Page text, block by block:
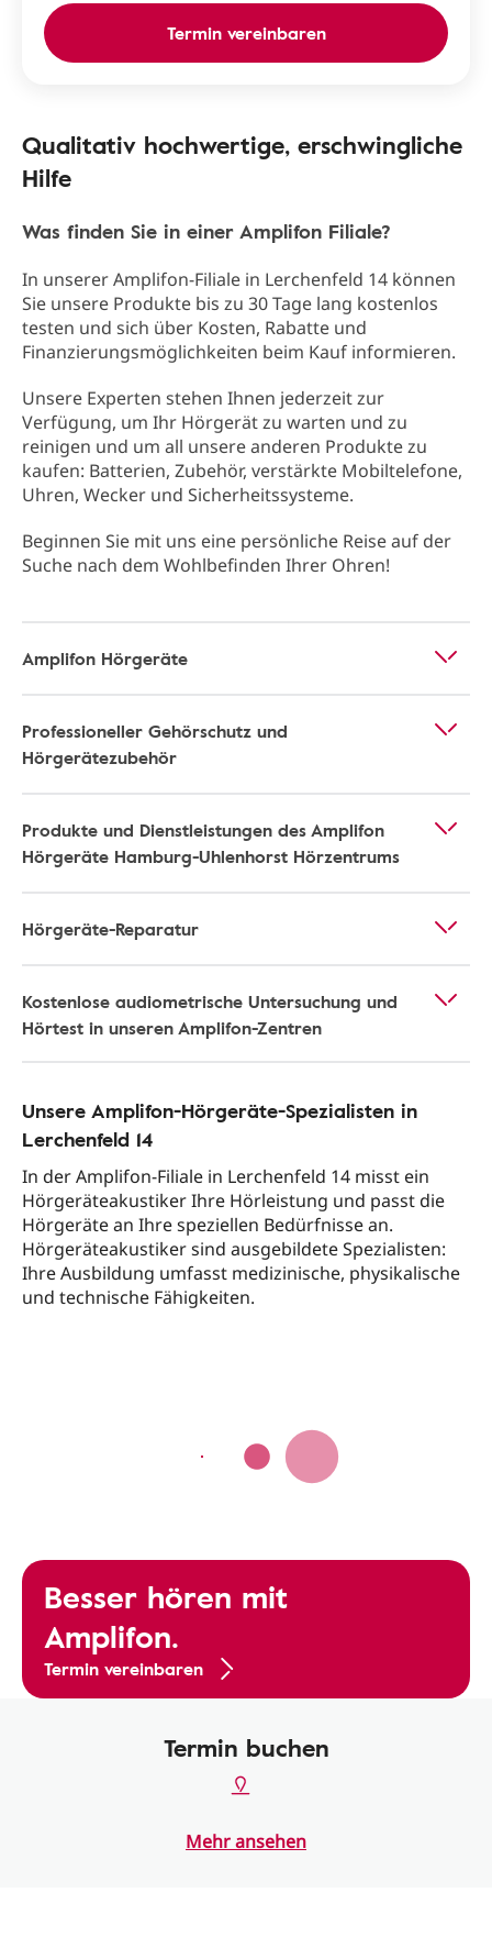
Termin vereinbaren
Qualitativ hochwertige, erschwingliche
Hilfe
Was finden Sie in einer Amplifon Filiale?
In unserer Amplifon-Filiale in Lerchenfeld 14 können
Sie unsere Produkte bis zu 30 Tage lang kostenlos
testen und sich über Kosten, Rabatte und
Finanzierungsmöglichkeiten beim Kauf informieren.
Unsere Experten stehen Ihnen jederzeit zur
Verfügung, um Ihr Hörgerät zu warten und zu
reinigen und um all unsere anderen Produkte zu
kaufen: Batterien, Zubehör, verstärkte Mobiltelefone,
Uhren, Wecker und Sicherheitssysteme.
Beginnen Sie mit uns eine persönliche Reise auf der
Suche nach dem Wohlbefinden Ihrer Ohren!
Amplifon Hörgeräte
Professioneller Gehörschutz und
Hörgerätezubehör
Produkte und Dienstleistungen des Amplifon
Hörgeräte Hamburg-Uhlenhorst Hörzentrums
Hörgeräte-Reparatur
Kostenlose audiometrische Untersuchung und
Hörtest in unseren Amplifon-Zentren
Unsere Amplifon-Hörgeräte-Spezialisten in
Lerchenfeld 14
In der Amplifon-Filiale in Lerchenfeld 14 misst ein
Hörgeräteakustiker Ihre Hörleistung und passt die
Hörgeräte an Ihre speziellen Bedürfnisse an.
Hörgeräteakustiker sind ausgebildete Spezialisten:
Ihre Ausbildung umfasst medizinische, physikalische
und technische Fähigkeiten.
Besser hören mit
Amplifon.
Termin vereinbaren
Termin buchen
Mehr ansehen